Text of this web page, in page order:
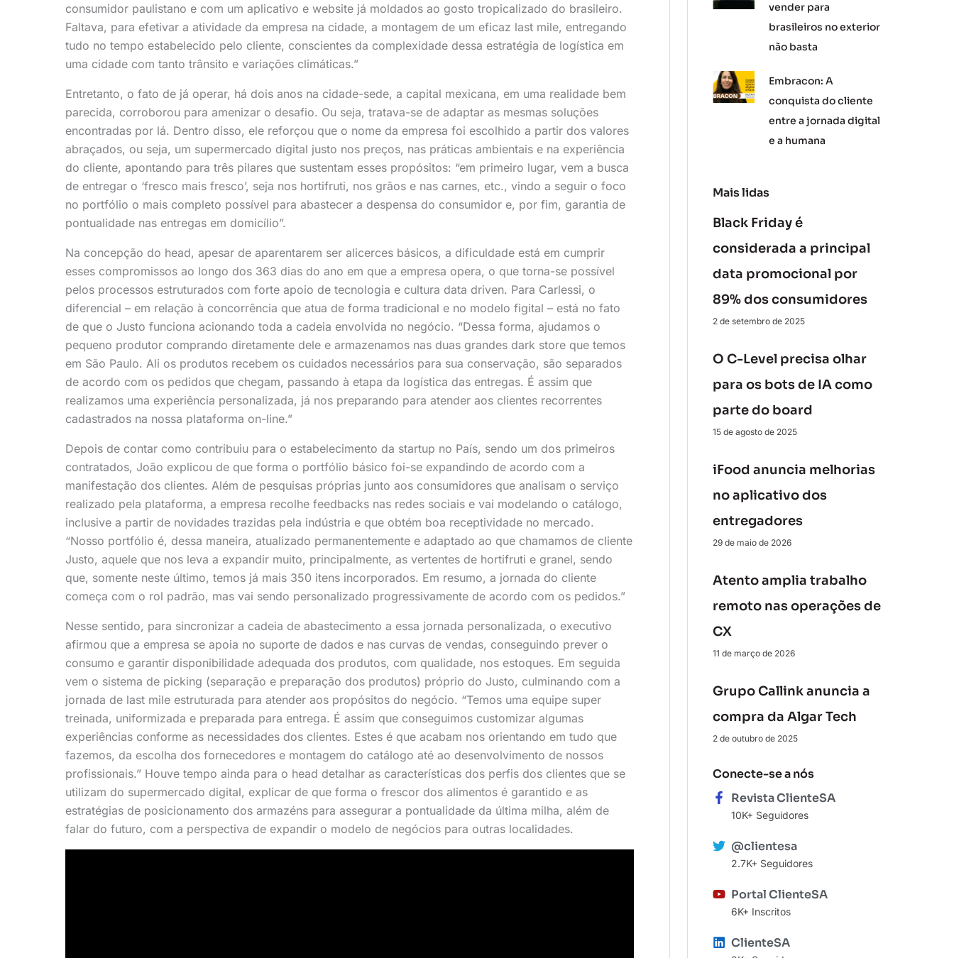
consumidor paulistano e com um aplicativo e website já moldados ao gosto tropicalizado do brasileiro.
Faltava, para efetivar a atividade da empresa na cidade, a montagem de um eficaz last mile, entregando
tudo no tempo estabelecido pelo cliente, conscientes da complexidade dessa estratégia de logística em
uma cidade com tanto trânsito e variações climáticas.”
Entretanto, o fato de já operar, há dois anos na cidade-sede, a capital mexicana, em uma realidade bem
parecida, corroborou para amenizar o desafio. Ou seja, tratava-se de adaptar as mesmas soluções
encontradas por lá. Dentro disso, ele reforçou que o nome da empresa foi escolhido a partir dos valores
abraçados, ou seja, um supermercado digital justo nos preços, nas práticas ambientais e na experiência
do cliente, apontando para três pilares que sustentam esses propósitos: “em primeiro lugar, vem a busca
de entregar o ‘fresco mais fresco’, seja nos hortifruti, nos grãos e nas carnes, etc., vindo a seguir o foco
no portfólio o mais completo possível para abastecer a despensa do consumidor e, por fim, garantia de
pontualidade nas entregas em domicílio”.
Na concepção do head, apesar de aparentarem ser alicerces básicos, a dificuldade está em cumprir
esses compromissos ao longo dos 363 dias do ano em que a empresa opera, o que torna-se possível
pelos processos estruturados com forte apoio de tecnologia e cultura data driven. Para Carlessi, o
diferencial – em relação à concorrência que atua de forma tradicional e no modelo figital – está no fato
de que o Justo funciona acionando toda a cadeia envolvida no negócio. “Dessa forma, ajudamos o
pequeno produtor comprando diretamente dele e armazenamos nas duas grandes dark store que temos
em São Paulo. Ali os produtos recebem os cuidados necessários para sua conservação, são separados
de acordo com os pedidos que chegam, passando à etapa da logística das entregas. É assim que
realizamos uma experiência personalizada, já nos preparando para atender aos clientes recorrentes
cadastrados na nossa plataforma on-line.”
Depois de contar como contribuiu para o estabelecimento da startup no País, sendo um dos primeiros
contratados, João explicou de que forma o portfólio básico foi-se expandindo de acordo com a
manifestação dos clientes. Além de pesquisas próprias junto aos consumidores que analisam o serviço
realizado pela plataforma, a empresa recolhe feedbacks nas redes sociais e vai modelando o catálogo,
inclusive a partir de novidades trazidas pela indústria e que obtém boa receptividade no mercado.
“Nosso portfólio é, dessa maneira, atualizado permanentemente e adaptado ao que chamamos de cliente
Justo, aquele que nos leva a expandir muito, principalmente, as vertentes de hortifruti e granel, sendo
que, somente neste último, temos já mais 350 itens incorporados. Em resumo, a jornada do cliente
começa com o rol padrão, mas vai sendo personalizado progressivamente de acordo com os pedidos.”
Nesse sentido, para sincronizar a cadeia de abastecimento a essa jornada personalizada, o executivo
afirmou que a empresa se apoia no suporte de dados e nas curvas de vendas, conseguindo prever o
consumo e garantir disponibilidade adequada dos produtos, com qualidade, nos estoques. Em seguida
vem o sistema de picking (separação e preparação dos produtos) próprio do Justo, culminando com a
jornada de last mile estruturada para atender aos propósitos do negócio. “Temos uma equipe super
treinada, uniformizada e preparada para entrega. É assim que conseguimos customizar algumas
experiências conforme as necessidades dos clientes. Estes é que acabam nos orientando em tudo que
fazemos, da escolha dos fornecedores e montagem do catálogo até ao desenvolvimento de nossos
profissionais.” Houve tempo ainda para o head detalhar as características dos perfis dos clientes que se
utilizam do supermercado digital, explicar de que forma o frescor dos alimentos é garantido e as
estratégias de posicionamento dos armazéns para assegurar a pontualidade da última milha, além de
falar do futuro, com a perspectiva de expandir o modelo de negócios para outras localidades.
vender para
brasileiros no exterior
não basta
Embracon: A
conquista do cliente
entre a jornada digital
e a humana
Mais lidas
Black Friday é
considerada a principal
data promocional por
89% dos consumidores
2 de setembro de 2025
O C-Level precisa olhar
para os bots de IA como
parte do board
15 de agosto de 2025
iFood anuncia melhorias
no aplicativo dos
entregadores
29 de maio de 2026
Atento amplia trabalho
remoto nas operações de
CX
11 de março de 2026
Grupo Callink anuncia a
compra da Algar Tech
2 de outubro de 2025
Conecte-se a nós
Revista ClienteSA
10K+ Seguidores
@clientesa
2.7K+ Seguidores
Portal ClienteSA
6K+ Inscritos
ClienteSA